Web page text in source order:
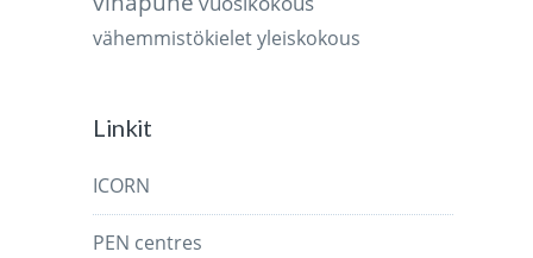
vähemmistökieletyleiskokous
Linkit
ICORN
PEN centres